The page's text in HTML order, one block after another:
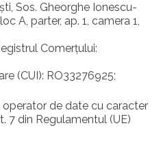
Sos. Gheorghe Ionescu-
A, parter, ap. 1, camera 1,
Comerțului:
(CUI): RO33276925;
de date cu caracter
7 din Regulamentul (UE)